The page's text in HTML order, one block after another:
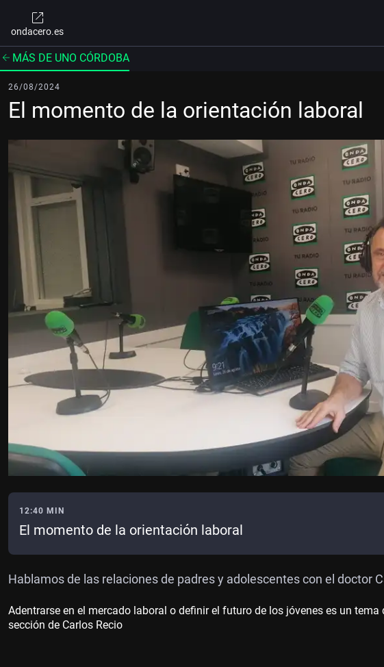
ondacero.es
MÁS DE UNO CÓRDOBA
26/08/2024
El momento de la orientación laboral
12:40 MIN
El momento de la orientación laboral
Hablamos de las relaciones de padres y adolescentes con el doctor
Adentrarse en el mercado laboral o definir el futuro de los jóvenes es un
sección de Carlos Recio